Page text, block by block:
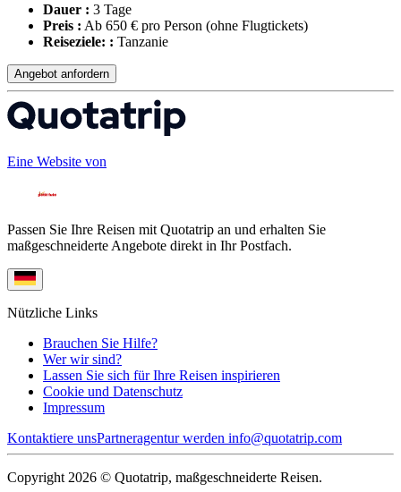
Dauer : 3 Tage
Preis : Ab 650 € pro Person (ohne Flugtickets)
Reiseziele: : Tanzanie
Angebot anfordern
Eine Website von
Passen Sie Ihre Reisen mit Quotatrip an und erhalten Sie
maßgeschneiderte Angebote direkt in Ihr Postfach.
Nützliche Links
Brauchen Sie Hilfe?
Wer wir sind?
Lassen Sie sich für Ihre Reisen inspirieren
Cookie und Datenschutz
Impressum
Kontaktiere unsPartneragentur werden info@quotatrip.com
Copyright 2026 © Quotatrip, maßgeschneiderte Reisen.